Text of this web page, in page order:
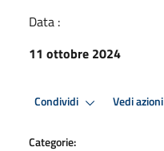
Data :
11 ottobre 2024
Condividi Vedi azioni
Categorie: